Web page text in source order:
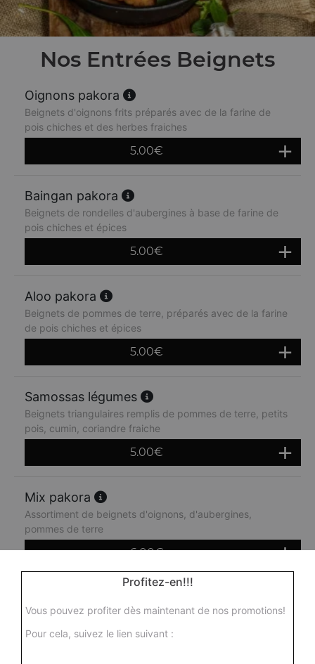
Nos Entrées Beignets
Oignons pakora
Beignets d'oignons frits préparés avec de la farine de
pois chiches et des herbes fraiches
5.00€
Baingan pakora
Beignets de rondelles d'aubergines à base de farine de
pois chiches et épices
5.00€
Aloo pakora
Beignets de pommes de terre, préparés avec de la farine
de pois chiches et épices
5.00€
Samossas légumes
Beignets triangulaires remplis de pommes de terre, petits
pois, cumin, coriandre fraiche
5.00€
Mix pakora
Assortiment de beignets d'oignons, d'aubergines,
pommes de terre
6.00€
Profitez-en!!!
Vous pouvez profiter dès maintenant de nos promotions!
Pour cela, suivez le lien suivant :